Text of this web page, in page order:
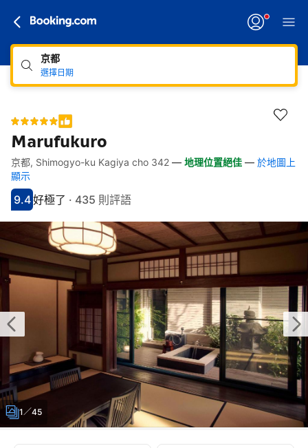
京都
選擇日期
Marufukuro
快速連結
跳至住宿介紹
跳至熱門設施
跳至客房類型
跳至訂房政策
京都, Shimogyo-ku Kagiya cho 342 — 地理位置絕佳 — 於地圖上
顯示
分數9.4分
9.4
評比好極了
好極了 · 435 則評語
1／45